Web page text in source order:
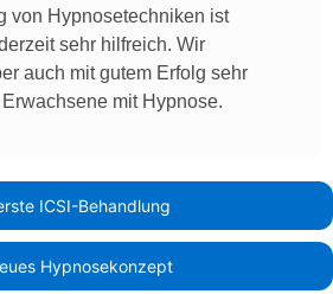
ICSI-Behandlung
Hypnosekonzept
von Hypnosetechniken ist
sehr hilfreich. Wir
auch mit gutem Erfolg sehr
mit Hypnose.